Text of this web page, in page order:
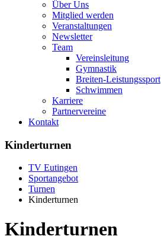
Über Uns
Mitglied werden
Veranstaltungen
Newsletter
Team
Vereinsleitung
Gymnastik
Breiten-Leistungssport
Schwimmen
Karriere
Partnervereine
Kontakt
Kinderturnen
TV Eutingen
Sportangebot
Turnen
Kinderturnen
Kinderturnen